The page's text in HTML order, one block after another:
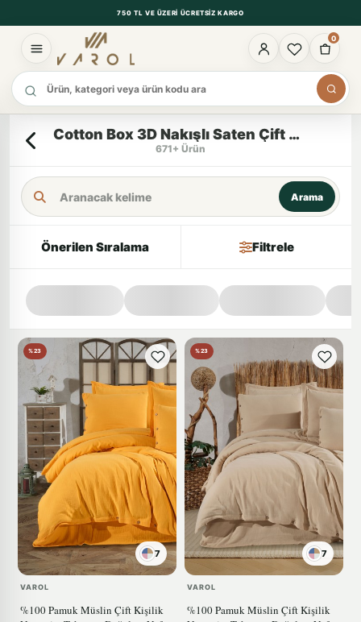
750 TL VE ÜZERI ÜCRETSIZ KARGO
0
Ürün ara
Cotton Box 3D Nakışlı Saten Çift Kişilik Nevresim Takımı Zephy Ekru
671+ Ürün
Arama Kriteri
Arama
Önerilen Sıralama Filtrele
%23
7
VAROL
%100 Pamuk Müslin Çift Kişilik
%23
7
VAROL
%100 Pamuk Müslin Çift Kişilik